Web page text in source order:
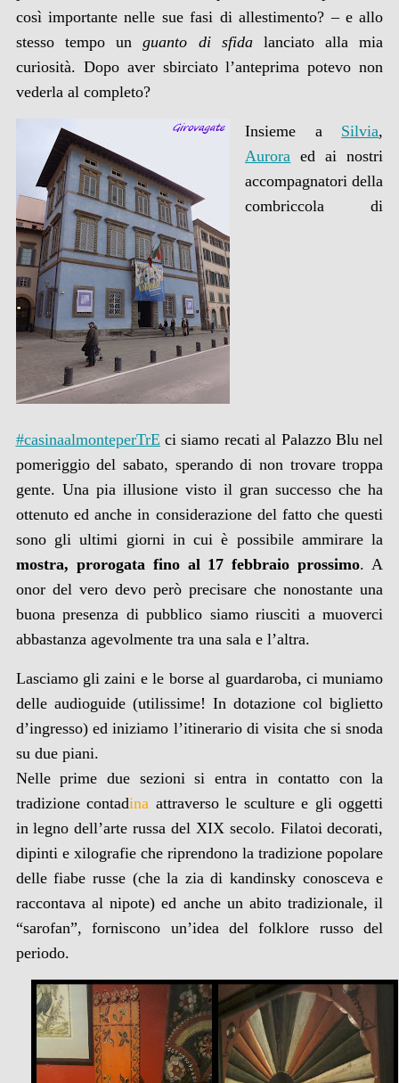
così importante nelle sue fasi di allestimento? – e allo
stesso tempo un guanto di sfidalanciato alla mia
curiosità. Dopo aver sbirciato l’anteprima potevo non
vederla al completo?
Insieme a Silvia,
Aurora ed ai nostri
accompagnatori della
combriccola di
#casinaalmonteperTrE ci siamo recati al Palazzo Blu nel
pomeriggio del sabato, sperando di non trovare troppa
gente. Una pia illusione visto il gran successo che ha
ottenuto ed anche in considerazione del fatto che questi
sono gli ultimi giorni in cui è possibile ammirare la
mostra, prorogata fino al 17 febbraio prossimo. A
onor del vero devo però precisare che nonostante una
buona presenza di pubblico siamo riusciti a muoverci
abbastanza agevolmente tra una sala e l’altra.
Lasciamo gli zaini e le borse al guardaroba, ci muniamo
delle audioguide(utilissime! In dotazione col biglietto
d’ingresso) ed iniziamo l’itinerario di visita che si snoda
su due piani.
Nelle prime due sezioni si entra in contatto con la
tradizione contadina attraverso le sculture e gli oggetti
in legno dell’arte russa del XIX secolo. Filatoi decorati,
dipinti e xilografieche riprendono la tradizione popolare
delle fiabe russe (che la zia di kandinsky conosceva e
raccontava al nipote) ed anche un abito tradizionale, il
“sarofan”, forniscono un’idea del folklore russo del
periodo.